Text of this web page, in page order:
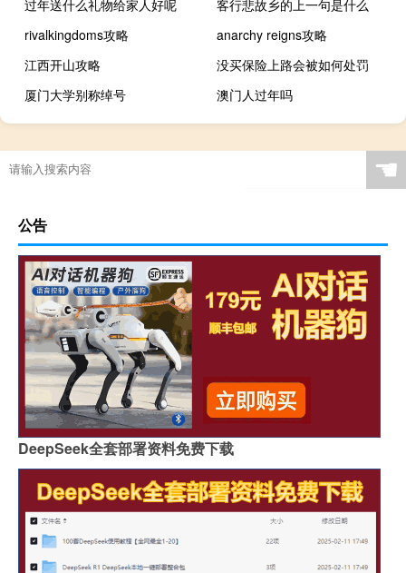
过年送什么礼物给家人好呢
客行悲故乡的上一句是什么
rivalkingdoms攻略
anarchy reigns攻略
江西开山攻略
没买保险上路会被如何处罚
厦门大学别称绰号
澳门人过年吗
☚
公告
DeepSeek全套部署资料免费下载